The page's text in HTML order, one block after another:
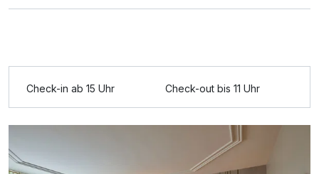
gebucht haben.
Check-in ab 15 Uhr Check-out bis 11 Uhr